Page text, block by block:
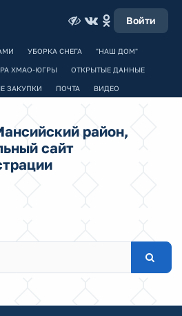
Войти
УБОРКА СНЕГА "НАШ ДОМ"
ХМАО-ЮГРЫ ОТКРЫТЫЕ ДАННЫЕ
ЗАКУПКИ ПОЧТА ВИДЕО
район,
сайт